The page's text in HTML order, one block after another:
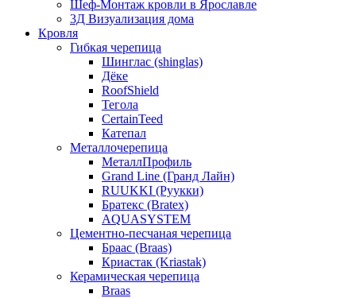
Шеф-Монтаж кровли в Ярославле
3Д Визуализация дома
Кровля
Гибкая черепица
Шинглас (shinglas)
Дёке
RoofShield
Тегола
CertainTeed
Катепал
Металлочерепица
МеталлПрофиль
Grand Line (Гранд Лайн)
RUUKKI (Руукки)
Братекс (Bratex)
AQUASYSTEM
Цементно-песчаная черепица
Браас (Braas)
Криастак (Kriastak)
Керамическая черепица
Braas